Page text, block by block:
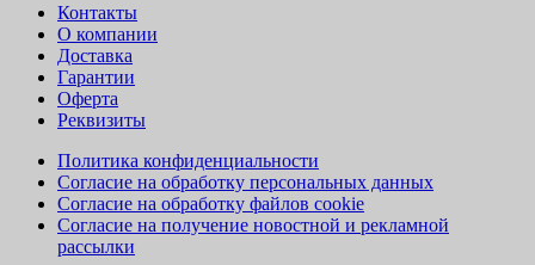
Контакты
О компании
Доставка
Гарантии
Оферта
Реквизиты
Политика конфиденциальности
Согласие на обработку персональных данных
Согласие на обработку файлов cookie
Согласие на получение новостной и рекламной
рассылки